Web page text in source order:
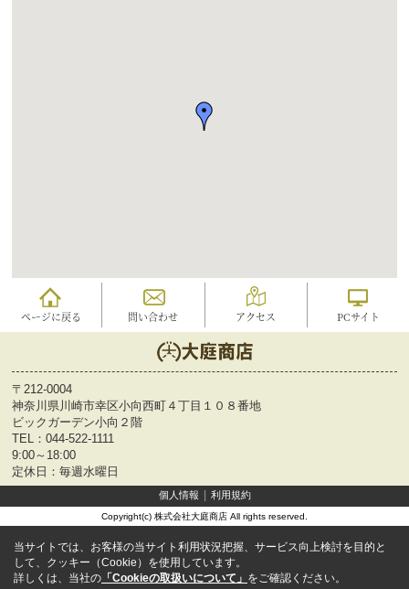
ページに戻る 問い合わせ アクセス PCサイト
〒212-0004
神奈川県川崎市幸区小向西町４丁目１０８番地
ビックガーデン小向２階
TEL： 044-522-1111
9:00～18:00
定休日：毎週水曜日
個人情報 利用規約
Copyright(c) 株式会社大庭商店 All rights reserved.
当サイトでは、お客様の当サイト利用状況把握、サービス向上検討を目的と
して、クッキー（Cookie）を使用しています。
詳しくは、当社の 「Cookieの取扱いについて」 をご確認ください。